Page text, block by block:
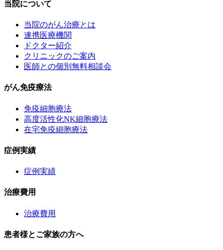
当院について
当院のがん治療とは
連携医療機関
ドクター紹介
クリニックのご案内
医師との個別無料相談会
がん免疫療法
免疫細胞療法
高度活性化NK細胞療法
在宅免疫細胞療法
症例実績
症例実績
治療費用
治療費用
患者様とご家族の方へ